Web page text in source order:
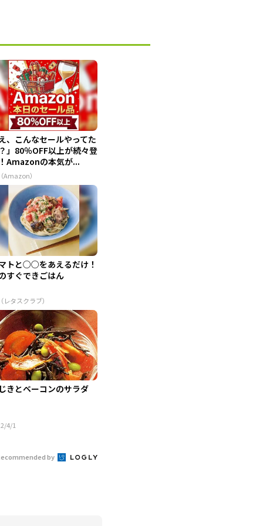
、こんなセールやってた
」80％OFF以上が続々登
Amazonの本気が...
Amazon）
トと○○をあえるだけ！
すぐできごはん
レタスクラブ）
きとベーコンのサラダ
4/1
by